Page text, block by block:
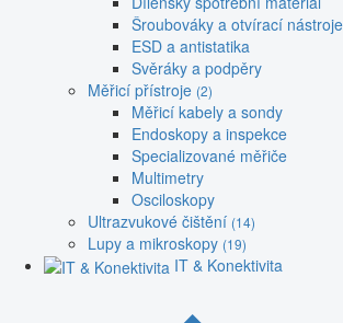
Šroubováky a otvírací nástroje
ESD a antistatika
Svěráky a podpěry
Měřicí přístroje (2)
Měřicí kabely a sondy
Endoskopy a inspekce
Specializované měřiče
Multimetry
Osciloskopy
Ultrazvukové čištění (14)
Lupy a mikroskopy (19)
IT & Konektivita